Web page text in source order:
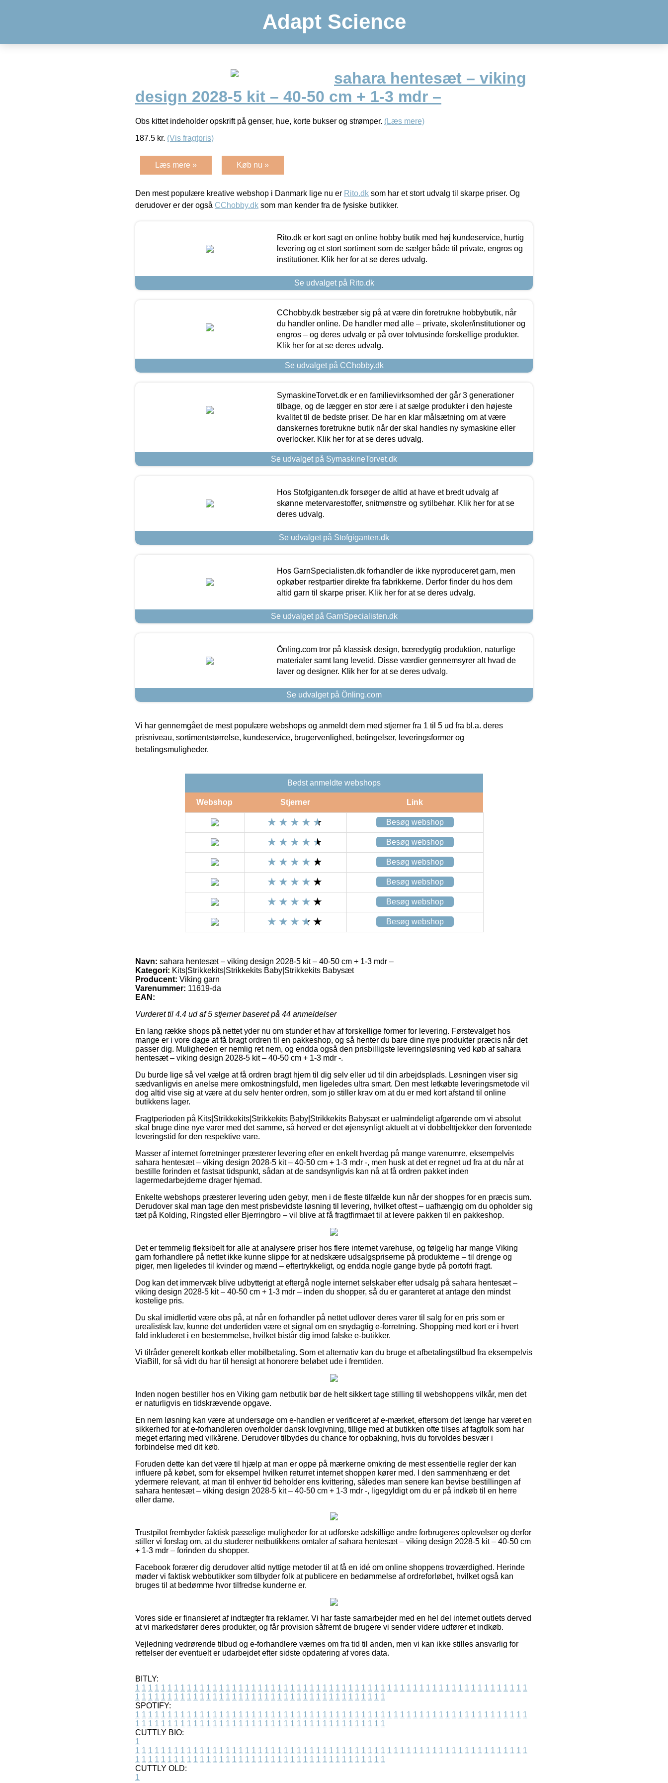
Adapt Science
sahara hentesæt – viking
design 2028-5 kit – 40-50 cm + 1-3 mdr –
Obs kittet indeholder opskrift på genser, hue, korte bukser og strømper. (Læs mere)
187.5 kr. (Vis fragtpris)
Læs mere » Køb nu »
Den mest populære kreative webshop i Danmark lige nu er Rito.dk som har et stort udvalg til skarpe priser. Og
derudover er der også CChobby.dk som man kender fra de fysiske butikker.
Rito.dk er kort sagt en online hobby butik med høj kundeservice, hurtig
levering og et stort sortiment som de sælger både til private, engros og
institutioner. Klik her for at se deres udvalg.
Se udvalget på Rito.dk
CChobby.dk bestræber sig på at være din foretrukne hobbybutik, når
du handler online. De handler med alle – private, skoler/institutioner og
engros – og deres udvalg er på over tolvtusinde forskellige produkter.
Klik her for at se deres udvalg.
Se udvalget på CChobby.dk
SymaskineTorvet.dk er en familievirksomhed der går 3 generationer
tilbage, og de lægger en stor ære i at sælge produkter i den højeste
kvalitet til de bedste priser. De har en klar målsætning om at være
danskernes foretrukne butik når der skal handles ny symaskine eller
overlocker. Klik her for at se deres udvalg.
Se udvalget på SymaskineTorvet.dk
Hos Stofgiganten.dk forsøger de altid at have et bredt udvalg af
skønne metervarestoffer, snitmønstre og sytilbehør. Klik her for at se
deres udvalg.
Se udvalget på Stofgiganten.dk
Hos GarnSpecialisten.dk forhandler de ikke nyproduceret garn, men
opkøber restpartier direkte fra fabrikkerne. Derfor finder du hos dem
altid garn til skarpe priser. Klik her for at se deres udvalg.
Se udvalget på GarnSpecialisten.dk
Önling.com tror på klassisk design, bæredygtig produktion, naturlige
materialer samt lang levetid. Disse værdier gennemsyrer alt hvad de
laver og designer. Klik her for at se deres udvalg.
Se udvalget på Önling.com
Vi har gennemgået de mest populære webshops og anmeldt dem med stjerner fra 1 til 5 ud fra bl.a. deres
prisniveau, sortimentstørrelse, kundeservice, brugervenlighed, betingelser, leveringsformer og
betalingsmuligheder.
Bedst anmeldte webshops
Webshop Stjerner Link
Besøg webshop
Besøg webshop
Besøg webshop
Besøg webshop
Besøg webshop
Besøg webshop
Navn: sahara hentesæt – viking design 2028-5 kit – 40-50 cm + 1-3 mdr –
Kategori: Kits|Strikkekits|Strikkekits Baby|Strikkekits Babysæt
Producent: Viking garn
Varenummer: 11619-da
EAN:
Vurderet til 4.4 ud af 5 stjerner baseret på 44 anmeldelser
En lang række shops på nettet yder nu om stunder et hav af forskellige former for levering. Førstevalget hos
mange er i vore dage at få bragt ordren til en pakkeshop, og så henter du bare dine nye produkter præcis når det
passer dig. Muligheden er nemlig ret nem, og endda også den prisbilligste leveringsløsning ved køb af sahara
hentesæt – viking design 2028-5 kit – 40-50 cm + 1-3 mdr -.
Du burde lige så vel vælge at få ordren bragt hjem til dig selv eller ud til din arbejdsplads. Løsningen viser sig
sædvanligvis en anelse mere omkostningsfuld, men ligeledes ultra smart. Den mest letkøbte leveringsmetode vil
dog altid vise sig at være at du selv henter ordren, som jo stiller krav om at du er med kort afstand til online
butikkens lager.
Fragtperioden på Kits|Strikkekits|Strikkekits Baby|Strikkekits Babysæt er ualmindeligt afgørende om vi absolut
skal bruge dine nye varer med det samme, så herved er det øjensynligt aktuelt at vi dobbelttjekker den forventede
leveringstid for den respektive vare.
Masser af internet forretninger præsterer levering efter en enkelt hverdag på mange varenumre, eksempelvis
sahara hentesæt – viking design 2028-5 kit – 40-50 cm + 1-3 mdr -, men husk at det er regnet ud fra at du når at
bestille forinden et fastsat tidspunkt, sådan at de sandsynligvis kan nå at få ordren pakket inden
lagermedarbejderne drager hjemad.
Enkelte webshops præsterer levering uden gebyr, men i de fleste tilfælde kun når der shoppes for en præcis sum.
Derudover skal man tage den mest prisbevidste løsning til levering, hvilket oftest – uafhængig om du opholder sig
tæt på Kolding, Ringsted eller Bjerringbro – vil blive at få fragtfirmaet til at levere pakken til en pakkeshop.
Det er temmelig fleksibelt for alle at analysere priser hos flere internet varehuse, og følgelig har mange Viking
garn forhandlere på nettet ikke kunne slippe for at nedskære udsalgspriserne på produkterne – til drenge og
piger, men ligeledes til kvinder og mænd – eftertrykkeligt, og endda nogle gange byde på portofri fragt.
Dog kan det immervæk blive udbytterigt at eftergå nogle internet selskaber efter udsalg på sahara hentesæt –
viking design 2028-5 kit – 40-50 cm + 1-3 mdr – inden du shopper, så du er garanteret at antage den mindst
kostelige pris.
Du skal imidlertid være obs på, at når en forhandler på nettet udlover deres varer til salg for en pris som er
urealistisk lav, kunne det undertiden være et signal om en snydagtig e-forretning. Shopping med kort er i hvert
fald inkluderet i en bestemmelse, hvilket bistår dig imod falske e-butikker.
Vi tilråder generelt kortkøb eller mobilbetaling. Som et alternativ kan du bruge et afbetalingstilbud fra eksempelvis
ViaBill, for så vidt du har til hensigt at honorere beløbet ude i fremtiden.
Inden nogen bestiller hos en Viking garn netbutik bør de helt sikkert tage stilling til webshoppens vilkår, men det
er naturligvis en tidskrævende opgave.
En nem løsning kan være at undersøge om e-handlen er verificeret af e-mærket, eftersom det længe har været en
sikkerhed for at e-forhandleren overholder dansk lovgivning, tillige med at butikken ofte tilses af fagfolk som har
meget erfaring med vilkårene. Derudover tilbydes du chance for opbakning, hvis du forvoldes besvær i
forbindelse med dit køb.
Foruden dette kan det være til hjælp at man er oppe på mærkerne omkring de mest essentielle regler der kan
influere på købet, som for eksempel hvilken returret internet shoppen kører med. I den sammenhæng er det
ydermere relevant, at man til enhver tid beholder ens kvittering, således man senere kan bevise bestillingen af
sahara hentesæt – viking design 2028-5 kit – 40-50 cm + 1-3 mdr -, ligegyldigt om du er på indkøb til en herre
eller dame.
Trustpilot frembyder faktisk passelige muligheder for at udforske adskillige andre forbrugeres oplevelser og derfor
stiller vi forslag om, at du studerer netbutikkens omtaler af sahara hentesæt – viking design 2028-5 kit – 40-50 cm
+ 1-3 mdr – forinden du shopper.
Facebook forærer dig derudover altid nyttige metoder til at få en idé om online shoppens troværdighed. Herinde
møder vi faktisk webbutikker som tilbyder folk at publicere en bedømmelse af ordreforløbet, hvilket også kan
bruges til at bedømme hvor tilfredse kunderne er.
Vores side er finansieret af indtægter fra reklamer. Vi har faste samarbejder med en hel del internet outlets derved
at vi markedsfører deres produkter, og får provision såfremt de brugere vi sender videre udfører et indkøb.
Vejledning vedrørende tilbud og e-forhandlere værnes om fra tid til anden, men vi kan ikke stilles ansvarlig for
rettelser der eventuelt er udarbejdet efter sidste opdatering af vores data.
BITLY:
1 1 1 1 1 1 1 1 1 1 1 1 1 1 1 1 1 1 1 1 1 1 1 1 1 1 1 1 1 1 1 1 1 1 1 1 1 1 1 1 1 1 1 1 1 1 1 1 1 1 1 1 1 1 1 1 1 1 1 1 1
1 1 1 1 1 1 1 1 1 1 1 1 1 1 1 1 1 1 1 1 1 1 1 1 1 1 1 1 1 1 1 1 1 1 1 1 1 1 1
SPOTIFY:
1 1 1 1 1 1 1 1 1 1 1 1 1 1 1 1 1 1 1 1 1 1 1 1 1 1 1 1 1 1 1 1 1 1 1 1 1 1 1 1 1 1 1 1 1 1 1 1 1 1 1 1 1 1 1 1 1 1 1 1 1
1 1 1 1 1 1 1 1 1 1 1 1 1 1 1 1 1 1 1 1 1 1 1 1 1 1 1 1 1 1 1 1 1 1 1 1 1 1 1
CUTTLY BIO:
1
1 1 1 1 1 1 1 1 1 1 1 1 1 1 1 1 1 1 1 1 1 1 1 1 1 1 1 1 1 1 1 1 1 1 1 1 1 1 1 1 1 1 1 1 1 1 1 1 1 1 1 1 1 1 1 1 1 1 1 1 1
1 1 1 1 1 1 1 1 1 1 1 1 1 1 1 1 1 1 1 1 1 1 1 1 1 1 1 1 1 1 1 1 1 1 1 1 1 1 1
CUTTLY OLD:
1